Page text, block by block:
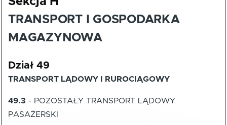
TRANSPORT I GOSPODARKA
MAGAZYNOWA
Dział 49
TRANSPORT LĄDOWY I RUROCIĄGOWY
49.3 - POZOSTAŁY TRANSPORT LĄDOWY
PASAŻERSKI